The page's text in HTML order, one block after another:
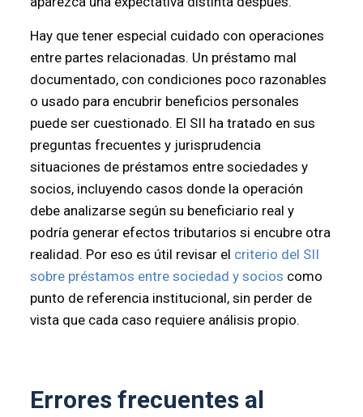
Hay que tener especial cuidado con operaciones
entre partes relacionadas. Un préstamo mal
documentado, con condiciones poco razonables
o usado para encubrir beneficios personales
puede ser cuestionado. El SII ha tratado en sus
preguntas frecuentes y jurisprudencia
situaciones de préstamos entre sociedades y
socios, incluyendo casos donde la operación
debe analizarse según su beneficiario real y
podría generar efectos tributarios si encubre otra
realidad. Por eso es útil revisar el criterio del SII
sobre préstamos entre sociedad y socios como
punto de referencia institucional, sin perder de
vista que cada caso requiere análisis propio.
Errores frecuentes al